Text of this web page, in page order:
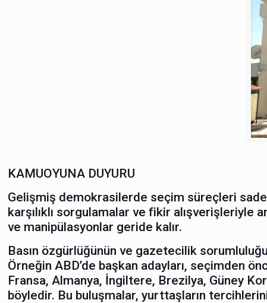
KAMUOYUNA DUYURU
Gelişmiş demokrasilerde seçim süreçleri
karşılıklı sorgulamalar ve fikir alışverişleriyle
ve manipülasyonlar geride kalır.
Basın özgürlüğünün ve gazetecilik
Örneğin ABD’de başkan adayları, seçimden
Fransa, Almanya, İngiltere, Brezilya, Güney
böyledir. Bu buluşmalar, yurttaşların